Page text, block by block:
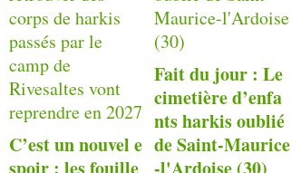
C’est un nouvel e
spoir : les fouille
Fait du jour : Le
cimetière d’enfa
nts harkis oublié
de Saint-Maurice
-l'Ardoise (30)